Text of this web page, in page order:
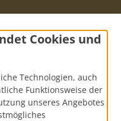
Cookies und
Technologien, auch
Funktionsweise der
unseres Angebotes